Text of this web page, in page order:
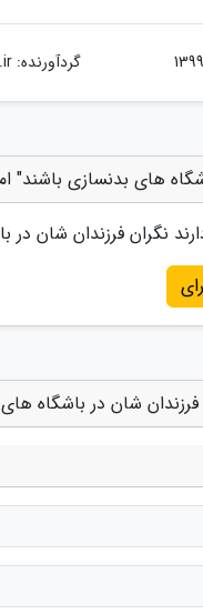
گردآورنده:
های بدنسازی باشند"
نگران فرزندان شان در
رای
شان در باشگاه